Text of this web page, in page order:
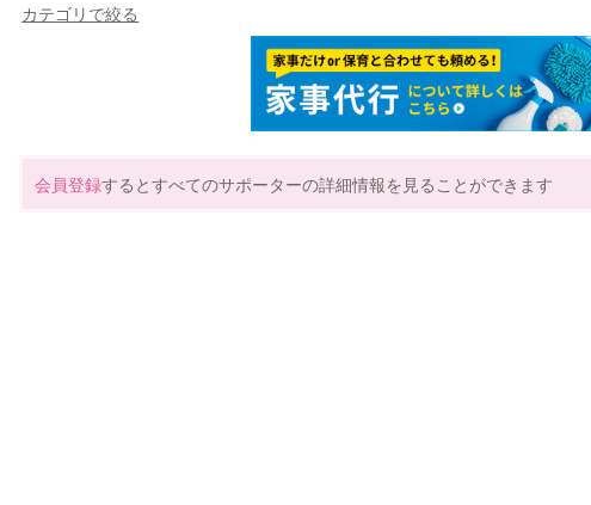
カテゴリで絞る
会員登録するとすべてのサポーターの詳細情報を見ることができます